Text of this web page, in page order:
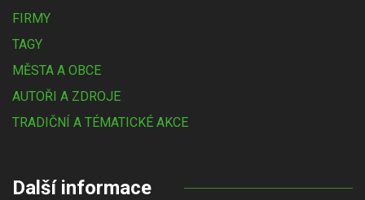
FIRMY
TAGY
MĚSTA A OBCE
AUTOŘI A ZDROJE
TRADIČNÍ A TÉMATICKÉ AKCE
Další informace